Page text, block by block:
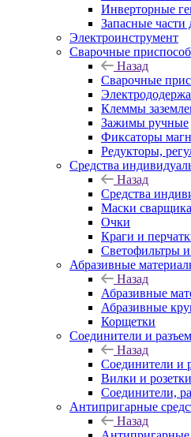
Инверторные
Запасные части
Электроинструмент
Сварочные
Назад
Сварочные
Клеммы
Зажимы ручные
Фиксаторы
Редукторы,
Средства
Назад
Средства
Маски сварщика
Очки
Краги и
Светофильтры и
Абразивные
Назад
Абразивные
Абразивные
Корщетки
Соединители и
Назад
Соединители и
Вилки и розетки
Соединители,
Антипригарные
Назад